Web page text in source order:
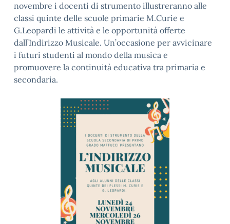
novembre i docenti di strumento illustreranno alle
classi quinte delle scuole primarie M.Curie e
G.Leopardi le attività e le opportunità offerte
dall’Indirizzo Musicale. Un’occasione per avvicinare
i futuri studenti al mondo della musica e
promuovere la continuità educativa tra primaria e
secondaria.